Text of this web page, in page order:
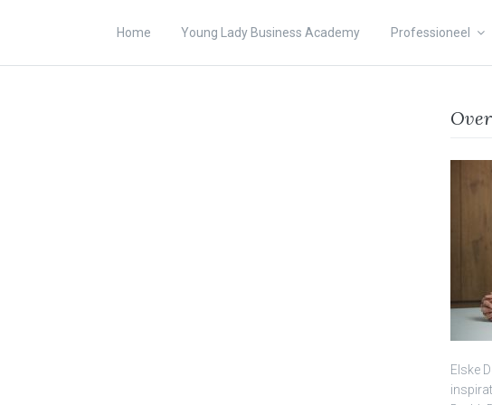
Home Young Lady Business Academy Professioneel
Elske